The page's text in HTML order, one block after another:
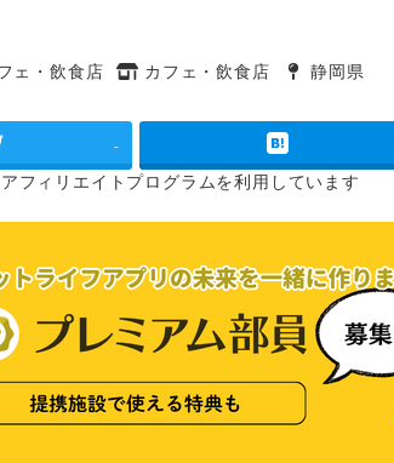
ンル
ェ・飲食店
タグ
カフェ・飲食店
タグ
静岡県
-
アフィリエイトプログラムを利用しています